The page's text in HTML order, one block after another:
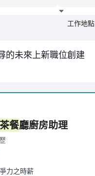
工作地點
的未來上新職位創建
茶餐廳廚房助理
力之時薪